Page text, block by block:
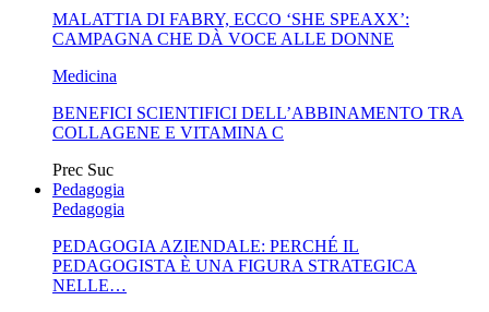
MALATTIA DI FABRY, ECCO ‘SHE SPEAXX’:
CAMPAGNA CHE DÀ VOCE ALLE DONNE
Medicina
BENEFICI SCIENTIFICI DELL’ABBINAMENTO TRA
COLLAGENE E VITAMINA C
Prec Suc
Pedagogia
Pedagogia
PEDAGOGIA AZIENDALE: PERCHÉ IL
PEDAGOGISTA È UNA FIGURA STRATEGICA
NELLE…